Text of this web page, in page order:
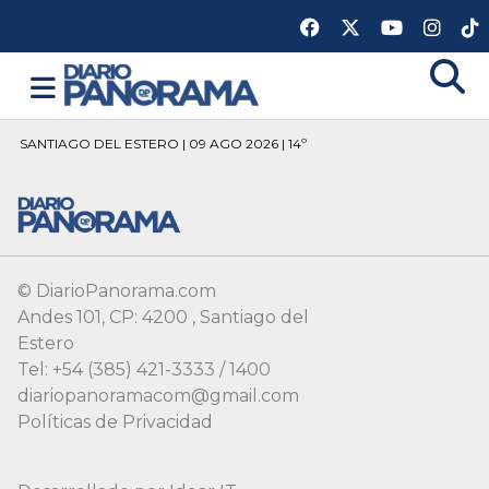
SANTIAGO DEL ESTERO | 09 AGO 2026 | 14º
© DiarioPanorama.com
Andes 101, CP: 4200 , Santiago del
Estero
Tel: +54 (385) 421-3333 / 1400
diariopanoramacom@gmail.com
Políticas de Privacidad